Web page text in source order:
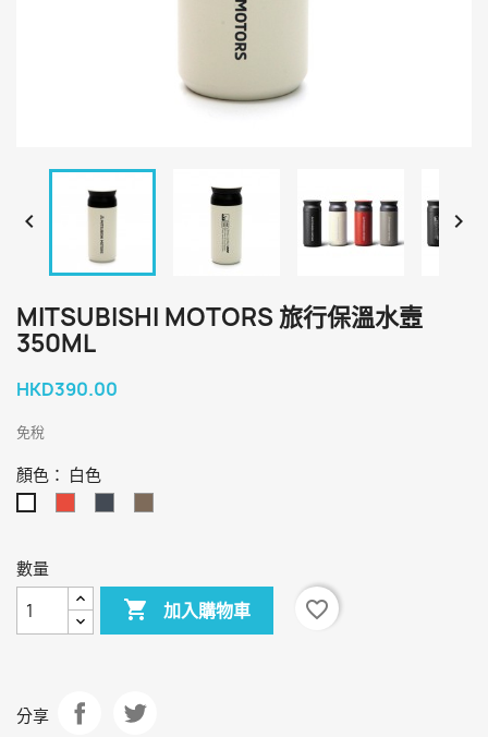
 
MITSUBISHI MOTORS 旅行保溫水壼
350ML
HKD390.00
免稅
顏色： 白色
數量
 加入購物車 favorite_border
分享